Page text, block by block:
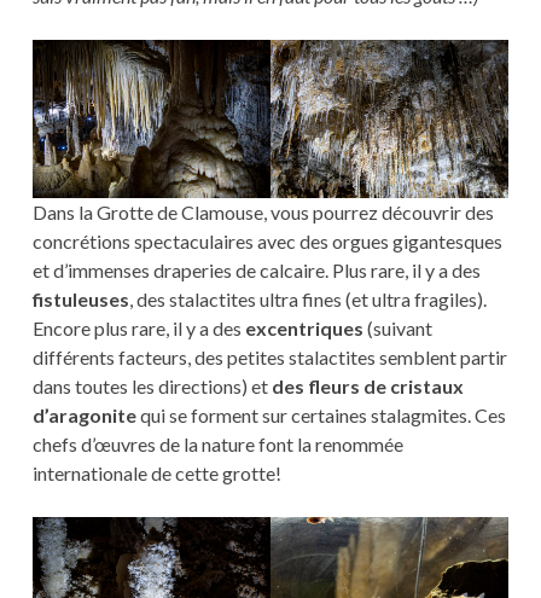
Dans la Grotte de Clamouse, vous pourrez découvrir des
concrétions spectaculaires avec des orgues gigantesques
et d’immenses draperies de calcaire. Plus rare, il y a des
fistuleuses, des stalactites ultra fines (et ultra fragiles).
Encore plus rare, il y a des excentriques (suivant
différents facteurs, des petites stalactites semblent partir
dans toutes les directions) et des fleurs de cristaux
d’aragonitequi se forment sur certaines stalagmites. Ces
chefs d’œuvres de la nature font la renommée
internationale de cette grotte!